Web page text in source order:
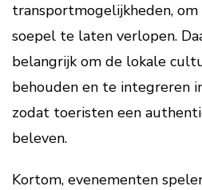
transportmogelijkheden,
soepel te laten verlopen.
belangrijk om de lokale
behouden en te integreren
zodat toeristen een
beleven.
Kortom, evenementen